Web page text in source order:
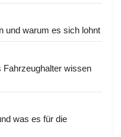
und warum es sich lohnt
Fahrzeughalter wissen
was es für die